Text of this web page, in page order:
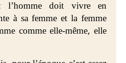
l’homme doit vivre en
à sa femme et la femme
comme elle-même, elle